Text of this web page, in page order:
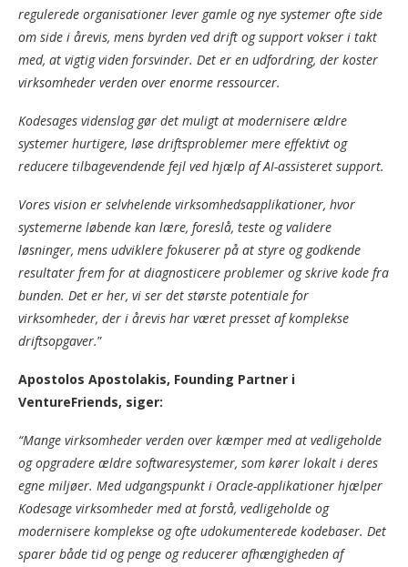
regulerede organisationer lever gamle og nye systemer ofte side
om side i årevis, mens byrden ved drift og support vokser i takt
med, at vigtig viden forsvinder. Det er en udfordring, der koster
virksomheder verden over enorme ressourcer.
Kodesages videnslag gør det muligt at modernisere ældre
systemer hurtigere, løse driftsproblemer mere effektivt og
reducere tilbagevendende fejl ved hjælp af AI-assisteret support.
Vores vision er selvhelende virksomhedsapplikationer, hvor
systemerne løbende kan lære, foreslå, teste og validere
løsninger, mens udviklere fokuserer på at styre og godkende
resultater frem for at diagnosticere problemer og skrive kode fra
bunden. Det er her, vi ser det største potentiale for
virksomheder, der i årevis har været presset af komplekse
driftsopgaver.”
Apostolos Apostolakis, Founding Partner i
VentureFriends, siger:
“Mange virksomheder verden over kæmper med at vedligeholde
og opgradere ældre softwaresystemer, som kører lokalt i deres
egne miljøer. Med udgangspunkt i Oracle-applikationer hjælper
Kodesage virksomheder med at forstå, vedligeholde og
modernisere komplekse og ofte udokumenterede kodebaser. Det
sparer både tid og penge og reducerer afhængigheden af